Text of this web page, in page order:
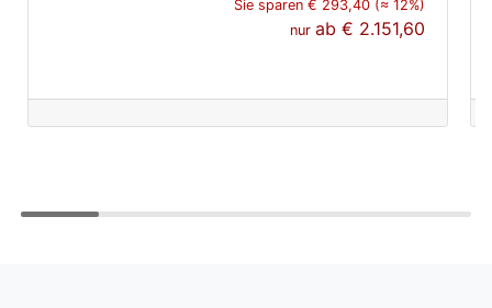
Sie sparen € 293,40 (≈ 12%)
nurab€ 2.151,60